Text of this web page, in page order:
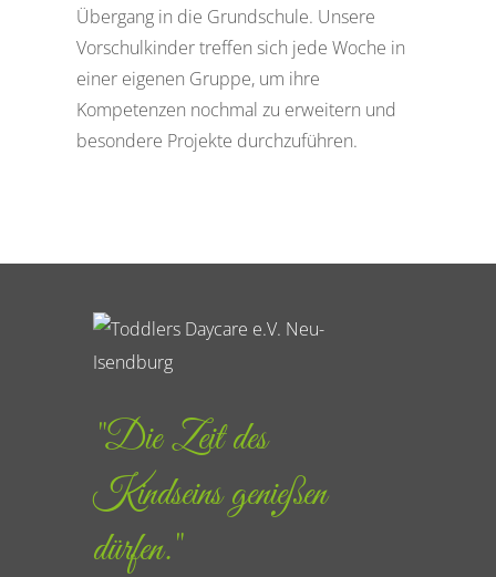
Übergang in die Grundschule. Unsere
Vorschulkinder treffen sich jede Woche in
einer eigenen Gruppe, um ihre
Kompetenzen nochmal zu erweitern und
besondere Projekte durchzuführen.
"Die Zeit des
Kindseins genießen
dürfen."